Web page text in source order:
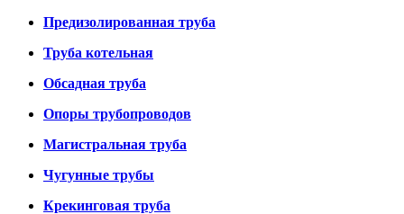
Предизолированная труба
Труба котельная
Обсадная труба
Опоры трубопроводов
Магистральная труба
Чугунные трубы
Крекинговая труба